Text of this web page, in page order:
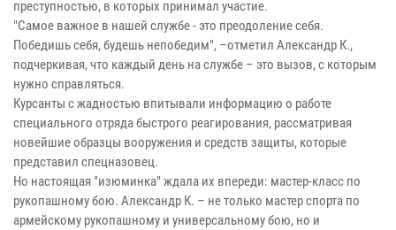
преступностью, в которых принимал участие.
"Самое важное в нашей службе - это преодоление себя.
Победишь себя, будешь непобедим", –отметил Александр К.,
подчеркивая, что каждый день на службе – это вызов, с которым
нужно справляться.
Курсанты с жадностью впитывали информацию о работе
специального отряда быстрого реагирования, рассматривая
новейшие образцы вооружения и средств защиты, которые
представил спецназовец.
Но настоящая "изюминка" ждала их впереди: мастер-класс по
рукопашному бою. Александр К. – не только мастер спорта по
армейскому рукопашному и универсальному бою, но и